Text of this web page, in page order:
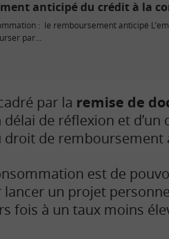
anticipé du crédit à la
: le remboursement anticipé
par…
par la remise de
de réflexion et
de remboursement
est de
lancer un projet
fois à un taux moins